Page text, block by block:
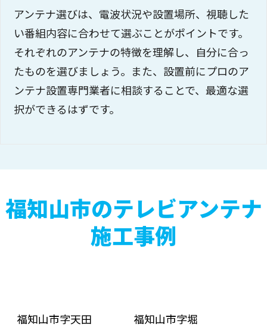
アンテナ選びは、電波状況や設置場所、視聴した
い番組内容に合わせて選ぶことがポイントです。
それぞれのアンテナの特徴を理解し、自分に合っ
たものを選びましょう。また、設置前にプロのア
ンテナ設置専門業者に相談することで、最適な選
択ができるはずです。
福知山市のテレビアンテナ
施工事例
福知山市字天田 福知山市字堀